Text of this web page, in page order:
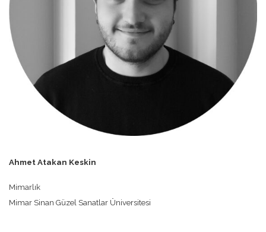
Ahmet Atakan Keskin
Mimarlık
Mimar Sinan Güzel Sanatlar Üniversitesi